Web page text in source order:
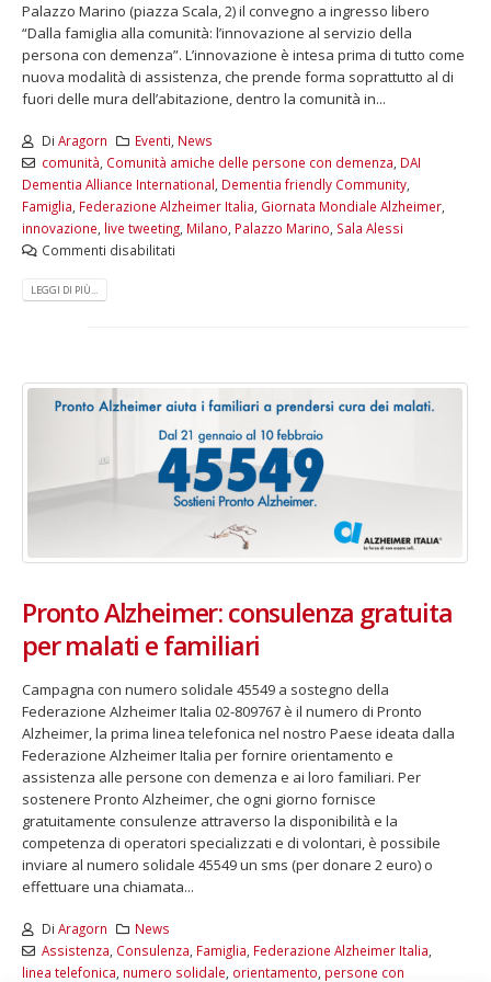
Palazzo Marino (piazza Scala, 2) il convegno a ingresso libero
“Dalla famiglia alla comunità: l’innovazione al servizio della
persona con demenza”. L’innovazione è intesa prima di tutto come
nuova modalità di assistenza, che prende forma soprattutto al di
fuori delle mura dell’abitazione, dentro la comunità in...
Di Aragorn Eventi News
comunità Comunità amiche delle persone con demenza DAI
Dementia Alliance International Dementia friendly Community
Famiglia Federazione Alzheimer Italia Giornata Mondiale Alzheimer
innovazione live tweeting Milano Palazzo Marino Sala Alessi
Commenti disabilitati
LEGGI DI PIÙ...
Pronto Alzheimer: consulenza gratuita
per malati e familiari
Campagna con numero solidale 45549 a sostegno della
Federazione Alzheimer Italia 02-809767 è il numero di Pronto
Alzheimer, la prima linea telefonica nel nostro Paese ideata dalla
Federazione Alzheimer Italia per fornire orientamento e
assistenza alle persone con demenza e ai loro familiari. Per
sostenere Pronto Alzheimer, che ogni giorno fornisce
gratuitamente consulenze attraverso la disponibilità e la
competenza di operatori specializzati e di volontari, è possibile
inviare al numero solidale 45549 un sms (per donare 2 euro) o
effettuare una chiamata...
Di Aragorn
News
Assistenza Consulenza Famiglia Federazione Alzheimer Italia
linea telefonica numero solidale orientamento persone con